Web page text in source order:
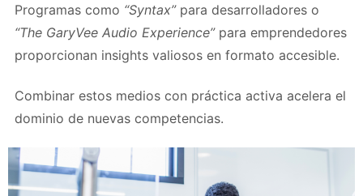
Programas como “Syntax”para desarrolladores o
“The GaryVee Audio Experience”para emprendedores
proporcionan insights valiosos en formato accesible.
Combinar estos medios con práctica activa acelera el
dominio de nuevas competencias.